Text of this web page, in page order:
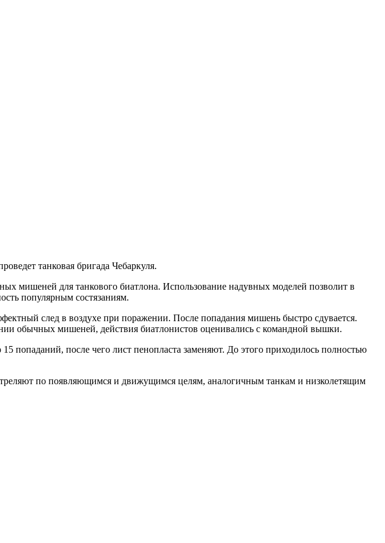
танковая бригада Чебаркуля.
мишеней для танкового биатлона. Использование надувных моделей позволит в
популярным состязаниям.
след в воздухе при поражении. После попадания мишень быстро сдувается.
обычных мишеней, действия биатлонистов оценивались с командной вышки.
попаданий, после чего лист пенопласта заменяют. До этого приходилось полностью
по появляющимся и движущимся целям, аналогичным танкам и низколетящим